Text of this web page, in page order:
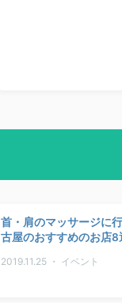
首・肩のマッサージに
古屋のおすすめのお店8
2019.11.25 ・ イベント